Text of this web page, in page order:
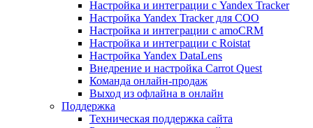
Настройка и интеграции с Yandex Tracker
Настройка Yandex Tracker для СОО
Настройка и интеграции с amoCRM
Настройка и интеграции с Roistat
Настройка Yandex DataLens
Внедрение и настройка Carrot Quest
Команда онлайн-продаж
Выход из офлайна в онлайн
Поддержка
Техническая поддержка сайта